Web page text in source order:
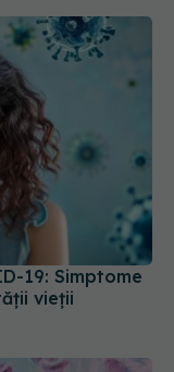
19: Simptome
vieții